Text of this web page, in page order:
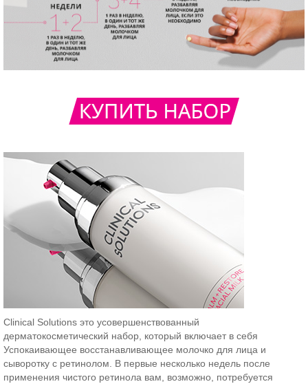
Clinical Solutions это усовершенствованный
дерматокосметический набор, который включает в себя
Успокаивающее восстанавливающее молочко для лица и
сыворотку с ретинолом. В первые несколько недель после
применения чистого ретинола вам, возможно, потребуется